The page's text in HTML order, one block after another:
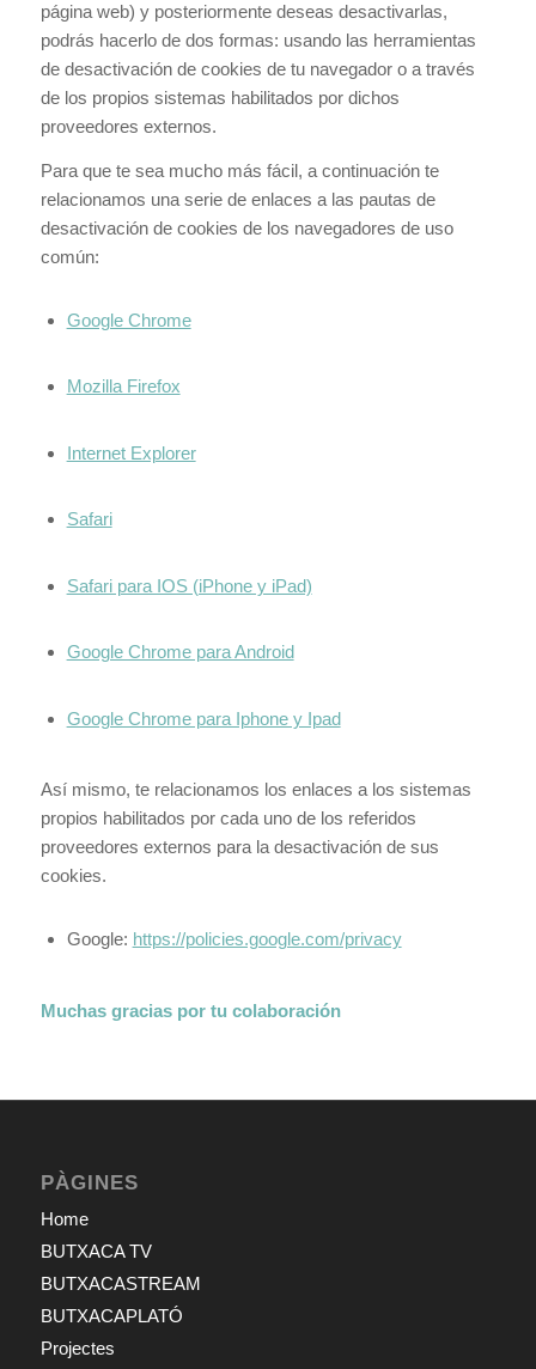
página web) y posteriormente deseas desactivarlas,
podrás hacerlo de dos formas: usando las herramientas
de desactivación de cookies de tu navegador o a través
de los propios sistemas habilitados por dichos
proveedores externos.
Para que te sea mucho más fácil, a continuación te
relacionamos una serie de enlaces a las pautas de
desactivación de cookies de los navegadores de uso
común:
Google Chrome
Mozilla Firefox
Internet Explorer
Safari
Safari para IOS (iPhone y iPad)
Google Chrome para Android
Google Chrome para Iphone y Ipad
Así mismo, te relacionamos los enlaces a los sistemas
propios habilitados por cada uno de los referidos
proveedores externos para la desactivación de sus
cookies.
Google: https://policies.google.com/privacy
Muchas gracias por tu colaboración
PÀGINES
Home
BUTXACA TV
BUTXACASTREAM
BUTXACAPLATÓ
Projectes